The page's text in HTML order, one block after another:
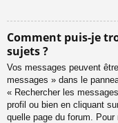
Comment puis-je
sujets ?
Vos messages peuvent
messages » dans le
« Rechercher les
profil ou bien en cliquant
quelle page du forum.